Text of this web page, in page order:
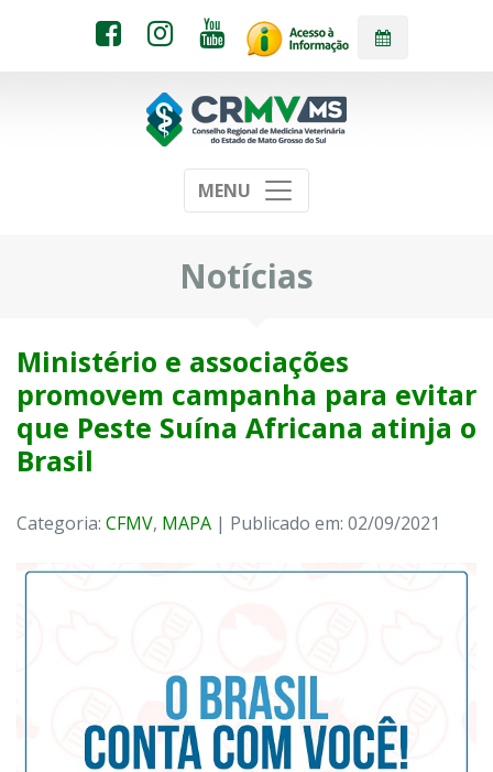
MENU
Notícias
Ministério e associações
promovem campanha para evitar
que Peste Suína Africana atinja o
Brasil
Categoria: CFMV, MAPA | Publicado em: 02/09/2021